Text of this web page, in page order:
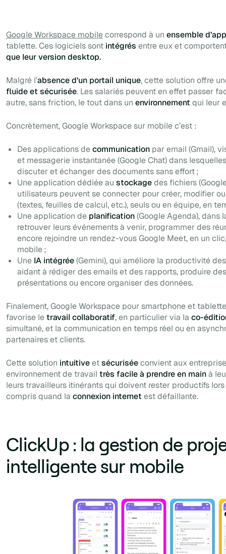
Google Workspace mobilecorrespond à un ensemble
tablette. Ces logiciels sont intégrés entre eux et
que leur version desktop.
Malgré l’absence d’un portail unique, cette solution offre
fluide et sécurisée. Les salariés peuvent en effet passer
autre, sans friction, le tout dans un environnement qui leur
Concrètement, Google Workspace sur mobile c’est :
Des applications decommunication par email (Gmail),
et messagerie instantanée (Google Chat) dans
discuter et échanger des documents sans effort ;
Une application dédiée austockagedes fichiers
utilisateurs peuvent se connecter pour créer, modifier
(textes, feuilles de calcul, etc.), seuls ou en équipe, en
Une application de planification(Google Agenda), dans
retrouver leurs événements à venir, programmer des
encore rejoindre un rendez-vous Google Meet, en un
mobile ;
Une IA intégrée(Gemini), qui améliore la productivité
aidant à rédiger des emails et des rapports, produire
présentations ou encore organiser des données.
Finalement, Google Workspace pour smartphone et
favorise letravail collaboratif, en particulier via la co-
simultané, et la communication en temps réel ou en
partenaires et clients.
Cette solution intuitiveetsécuriséeconvient aux
environnement de travail très facile à prendre en mainà
leurs travailleurs itinérants qui doivent rester productifs
compris quand la connexion internet est défaillante.
ClickUp : la gestion de
intelligente sur mobile